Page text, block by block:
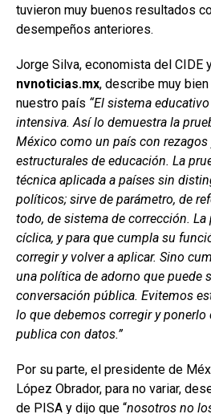
tuvieron muy buenos resultados
desempeños anteriores.
Jorge Silva, economista del CIDE
nvnoticias.mx, describe muy
nuestro país “El sistema
intensiva. Así lo demuestra la
México como un país con rezagos
estructurales de educación. La
técnica aplicada a países sin
políticos; sirve de parámetro, de
todo, de sistema de corrección.
cíclica, y para que cumpla su
corregir y volver a aplicar. Sino
una política de adorno que puede
conversación pública. Evitemos
lo que debemos corregir y ponerlo
publica con datos.”
Por su parte, el presidente de
López Obrador, para no variar,
de PISA y dijo que “nosotros no